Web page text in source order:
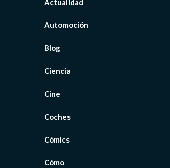
Actualidad
Automoción
Blog
Ciencia
Cine
Coches
Cómics
Cómo